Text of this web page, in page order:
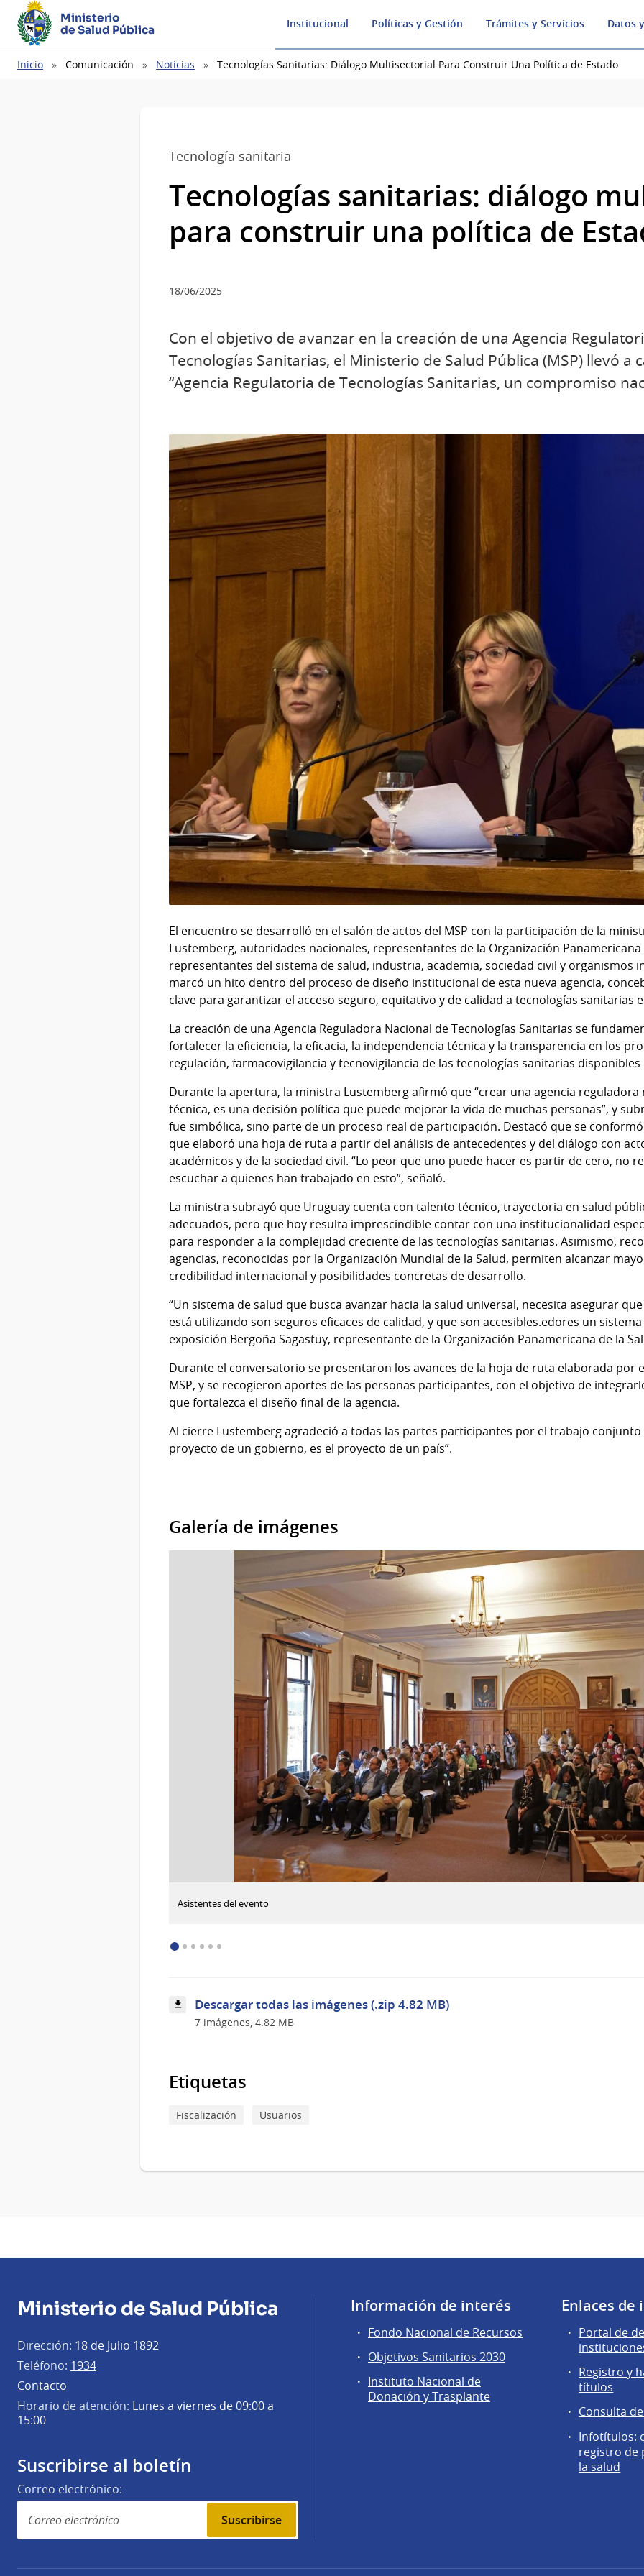
Ministerio
de Salud Pública
Institucional Políticas y Gestión Trámites y Servicios Datos
Ruta
Inicio Comunicación Noticias Tecnologías Sanitarias: Diálogo Multisectorial Para Construir Una Política de Estado
Tecnología sanitaria
Tecnologías sanitarias: diálogo
para construir una política de
18/06/2025
Con el objetivo de avanzar en la creación de una Agencia
Tecnologías Sanitarias, el Ministerio de Salud Pública (MSP) llevó a
“Agencia Regulatoria de Tecnologías Sanitarias, un compromiso
El encuentro se desarrolló en el salón de actos del MSP con la participación de la
Lustemberg, autoridades nacionales, representantes de la Organización Panamericana
representantes del sistema de salud, industria, academia, sociedad civil y organismos
marcó un hito dentro del proceso de diseño institucional de esta nueva agencia,
clave para garantizar el acceso seguro, equitativo y de calidad a tecnologías sanitarias
La creación de una Agencia Reguladora Nacional de Tecnologías Sanitarias se
fortalecer la eficiencia, la eficacia, la independencia técnica y la transparencia en los
regulación, farmacovigilancia y tecnovigilancia de las tecnologías sanitarias
Durante la apertura, la ministra Lustemberg afirmó que “crear una agencia reguladora
técnica, es una decisión política que puede mejorar la vida de muchas personas”, y
fue simbólica, sino parte de un proceso real de participación. Destacó que se
que elaboró una hoja de ruta a partir del análisis de antecedentes y del diálogo con
académicos y de la sociedad civil. “Lo peor que uno puede hacer es partir de cero, no
escuchar a quienes han trabajado en esto”, señaló.
La ministra subrayó que Uruguay cuenta con talento técnico, trayectoria en salud
adecuados, pero que hoy resulta imprescindible contar con una institucionalidad
para responder a la complejidad creciente de las tecnologías sanitarias. Asimismo,
agencias, reconocidas por la Organización Mundial de la Salud, permiten alcanzar
credibilidad internacional y posibilidades concretas de desarrollo.
“Un sistema de salud que busca avanzar hacia la salud universal, necesita asegurar
está utilizando son seguros eficaces de calidad, y que son accesibles.edores un
exposición Bergoña Sagastuy, representante de la Organización Panamericana de la
Durante el conversatorio se presentaron los avances de la hoja de ruta elaborada por
MSP, y se recogieron aportes de las personas participantes, con el objetivo de
que fortalezca el diseño final de la agencia.
Al cierre Lustemberg agradeció a todas las partes participantes por el trabajo conjunto
proyecto de un gobierno, es el proyecto de un país”.
Galería de imágenes
común
Asistentes del evento
Descargar todas las imágenes (.zip 4.82 MB)
7 imágenes, 4.82 MB
Etiquetas
Fiscalización Usuarios
Ministerio de Salud Pública
Dirección: 18 de Julio 1892
Teléfono: 1934
Contacto
Horario de atención: Lunes a viernes de 09:00 a
15:00
Suscribirse al boletín
Correo electrónico:
Suscribirse
Información de interés
Fondo Nacional de Recursos
Objetivos Sanitarios 2030
Instituto Nacional de
Donación y Trasplante
Enlaces de
Portal de
Registro y
títulos
Consulta
Infotítulos:
registro de
la salud